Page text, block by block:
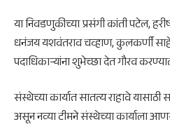
या निवडणुकीच्या प्रसंगी कांती पटेल,
धनंजय यशवंतराव चव्हाण, कुलकर्णी
पदाधिकाऱ्यांना शुभेच्छा देत गौरव
संस्थेच्या कार्यात सातत्य राहावे
असून नव्या टीमने संस्थेच्या कार्याला